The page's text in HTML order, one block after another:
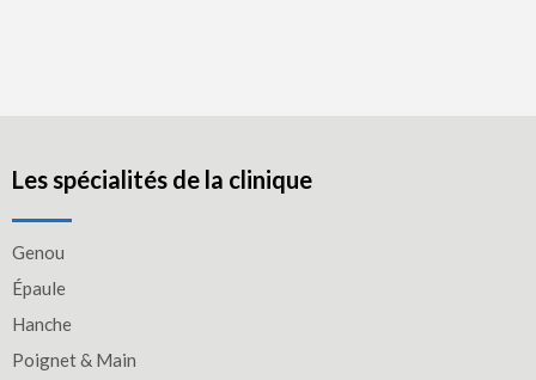
Les spécialités de la clinique
Genou
Épaule
Hanche
Poignet & Main